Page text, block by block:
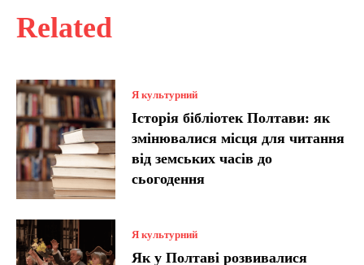
Related
Я культурний
Історія бібліотек Полтави: як
змінювалися місця для читання
від земських часів до
сьогодення
Я культурний
Як у Полтаві розвивалися